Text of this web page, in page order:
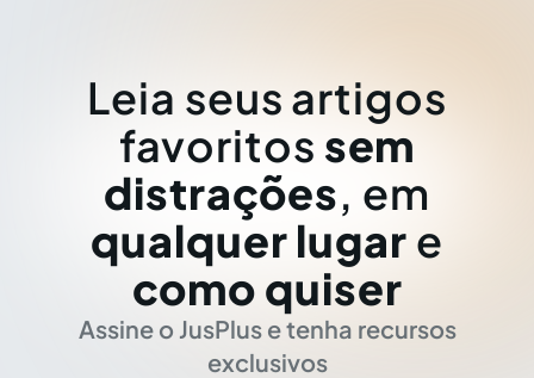
Leia seus artigos
favoritos sem
distrações, em
qualquer lugar e
como quiser
Assine o JusPlus e tenha recursos
exclusivos